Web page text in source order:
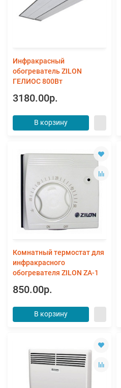
Инфракрасный
обогреватель ZILON
ГЕЛИОС 800Вт
3180.00р.
В корзину
Комнатный термостат для
инфракрасного
обогревателя ZILON ZA-1
850.00р.
В корзину